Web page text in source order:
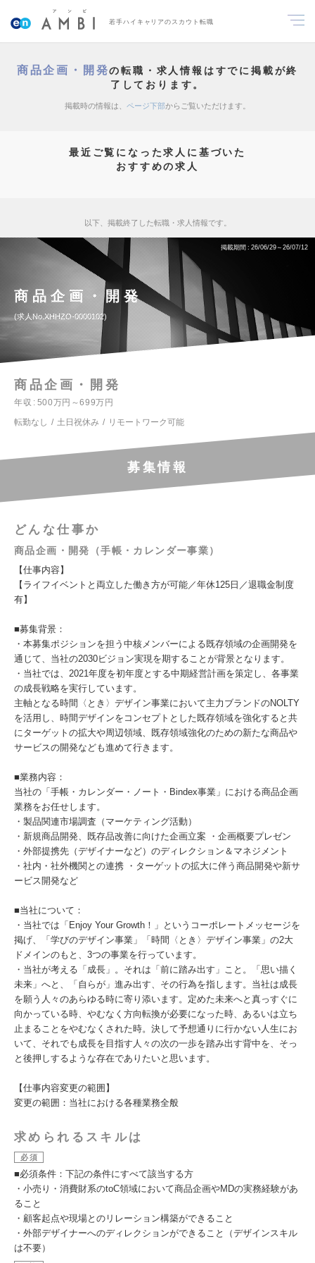
若手ハイキャリアのスカウト転職
商品企画・開発の転職・求人情報はすでに掲載が終
了しております。
掲載時の情報は、 ページ下部からご覧いただけます。
最近ご覧になった求人に基づいた
おすすめの求人
以下、掲載終了した転職・求人情報です。
掲載期間 26/06/29～26/07/12
商品企画・開発
求人No.XHHZO-0000102
商品企画・開発
年収
500万円～699万円
転勤なし
土日祝休み リモートワーク可能
募集情報
どんな仕事か
商品企画・開発（手帳・カレンダー事業）
【仕事内容】
【ライフイベントと両立した働き方が可能／年休125日／退職金制度
有】
■募集背景：
・本募集ポジションを担う中核メンバーによる既存領域の企画開発を
通じて、当社の2030ビジョン実現を期することが背景となります。
・当社では、2021年度を初年度とする中期経営計画を策定し、各事業
の成長戦略を実行しています。
主軸となる時間〈とき〉デザイン事業において主力ブランドのNOLTY
を活用し、時間デザインをコンセプトとした既存領域を強化すると共
にターゲットの拡大や周辺領域、既存領域強化のための新たな商品や
サービスの開発なども進めて行きます。
■業務内容：
当社の「手帳・カレンダー・ノート・Bindex事業」における商品企画
業務をお任せします。
・製品関連市場調査（マーケティング活動）
・新規商品開発、既存品改善に向けた企画立案 ・企画概要プレゼン
・外部提携先（デザイナーなど）のディレクション＆マネジメント
・社内・社外機関との連携 ・ターゲットの拡大に伴う商品開発や新サ
ービス開発など
■当社について：
・当社では「Enjoy Your Growth！」というコーポレートメッセージを
掲げ、「学びのデザイン事業」「時間〈とき〉デザイン事業」の2大
ドメインのもと、3つの事業を行っています。
・当社が考える「成長」。それは「前に踏み出す」こと。「思い描く
未来」へと、「自らが」進み出す、その行為を指します。当社は成長
を願う人々のあらゆる時に寄り添います。定めた未来へと真っすぐに
向かっている時、やむなく方向転換が必要になった時、あるいは立ち
止まることをやむなくされた時。決して予想通りに行かない人生にお
いて、それでも成長を目指す人々の次の一歩を踏み出す背中を、そっ
と後押しするような存在でありたいと思います。
【仕事内容変更の範囲】
変更の範囲：当社における各種業務全般
求められるスキルは
必須
■必須条件：下記の条件にすべて該当する方
・小売り・消費財系のtoC領域において商品企画やMDの実務経験があ
ること
・顧客起点や現場とのリレーション構築ができること
・外部デザイナーへのディレクションができること（デザインスキル
は不要）